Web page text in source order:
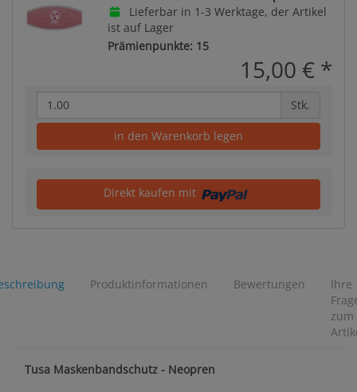
Lieferbar in 1-3 Werktage, der Artikel
ist auf Lager
Prämienpunkte: 15
15,00 € *
Stk.
in den Warenkorb legen
Direkt kaufen mit
Produktinformationen Bewertungen
Ihre
zum
Tusa Maskenbandschutz - Neopren